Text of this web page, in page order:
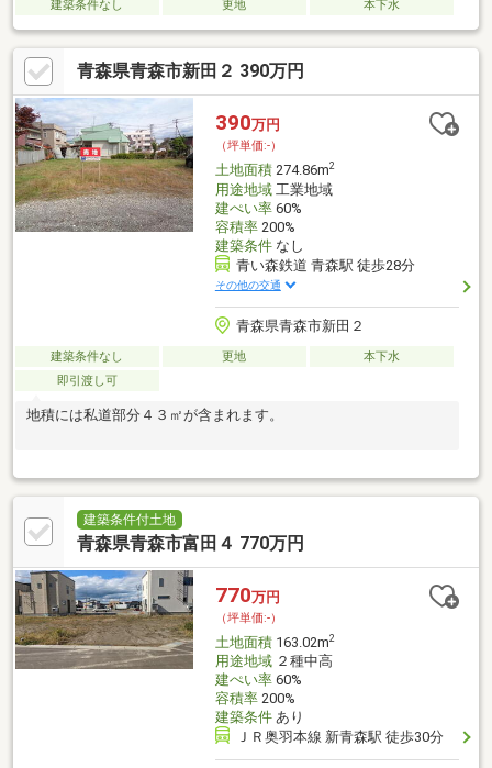
建築条件なし 更地 本下水
青森県青森市新田２ 390万円
390万円
（坪単価:-）
土地面積274.86m2
用途地域工業地域
建ぺい率60%
容積率200%
建築条件なし
青い森鉄道 青森駅 徒歩28分
その他の交通
青森県青森市新田２
建築条件なし 更地
本下水
即引渡し可
地積には私道部分４３㎡が含まれます。
建築条件付土地
青森県青森市富田４ 770万円
770万円
（坪単価:-）
土地面積163.02m2
用途地域２種中高
建ぺい率60%
容積率200%
建築条件あり
ＪＲ奥羽本線 新青森駅 徒歩30分